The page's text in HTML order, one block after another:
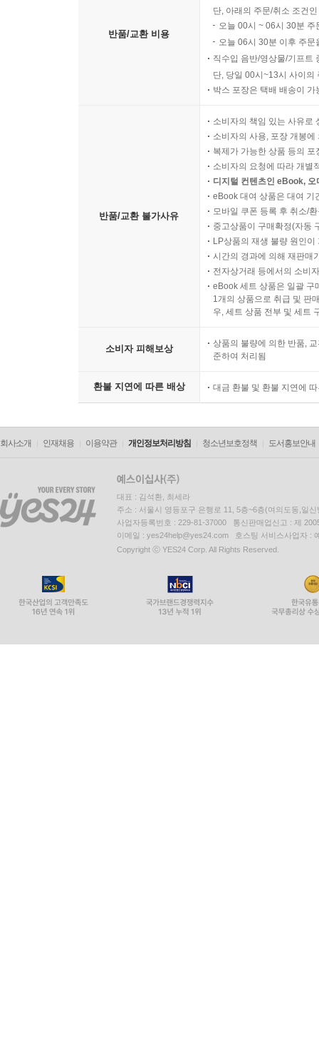
반품/교환 비용
단, 아래의 주문/취소 조건
오늘 00시 ~ 06시 30분
오늘 06시 30분 이후 주
직수입 음반/영상물/기프트
단, 당일 00시~13시 사이의
박스 포장은 택배 배송이
반품/교환 불가사유
소비자의 책임 있는 사유로
소비자의 사용, 포장 개봉
복제가 가능한 상품 등의
소비자의 요청에 따라 개별
디지털 컨텐츠인 eBook,
eBook 대여 상품은 대여 기
모바일 쿠폰 등록 후 취소/
중고상품이 구매확정(자동
LP상품의 재생 불량 원인
시간의 경과에 의해 재판매
전자상거래 등에서의 소비
eBook 세트 상품은 일괄 구
1개의 상품으로 취급 및 판
우, 세트 상품 전부 및 세트
소비자 피해보상
상품의 불량에 의한 반품,
준하여 처리됨
환불 지연에 따른 배상 대금 환불 및 환불 지연에
회사소개 인재채용 이용약관 개인정보처리방침 청소년보호정책 도서홍보안내
대표 : 김석환, 최세라
주소 : 서울시 영등포구 은행로 11, 5층~6층(여의도동,일신
사업자등록번호 : 229-81-37000 통신판매업신고 : 제
이메일 : yes24help@yes24.com 호스팅 서비스사업자 :
Copyright ⓒ YES24 Corp. All Rights Reserved.